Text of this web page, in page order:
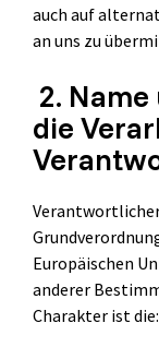
auch auf
an uns zu
2.
die
Europäischen
anderer
Charakter ist die: